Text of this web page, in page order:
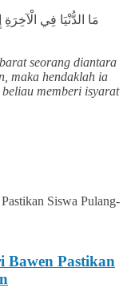
مَا الدُّنْيَا فِي
seorang diantara
maka hendaklah ia
memberi isyarat
Bawen Pastikan